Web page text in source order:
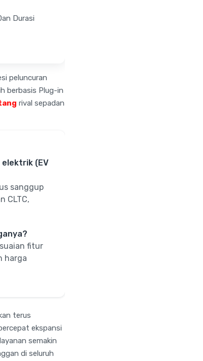
Durasi
peluncuran
berbasis Plug-in
rival sepadan
elektrik (EV
sanggup
CLTC,
fitur
harga
terus
ekspansi
semakin
di seluruh